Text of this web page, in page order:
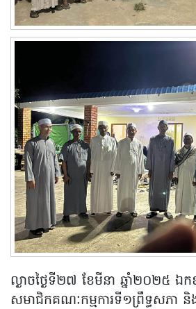
ល្ងាចថ្ងៃទី២៧ ខែមីនា ឆ្នាំ២០២៥ ឯ
សមាជិកគណៈកម្មការទី១ព្រឹទ្ធសភា